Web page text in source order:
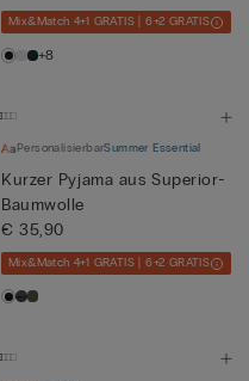
Mix&Match 4+1 GRATIS | 6+2 GRATIS
+8
PersonalisierbarSummer Essential
Kurzer Pyjama aus Superior-
Baumwolle
€ 35,90
Mix&Match 4+1 GRATIS | 6+2 GRATIS